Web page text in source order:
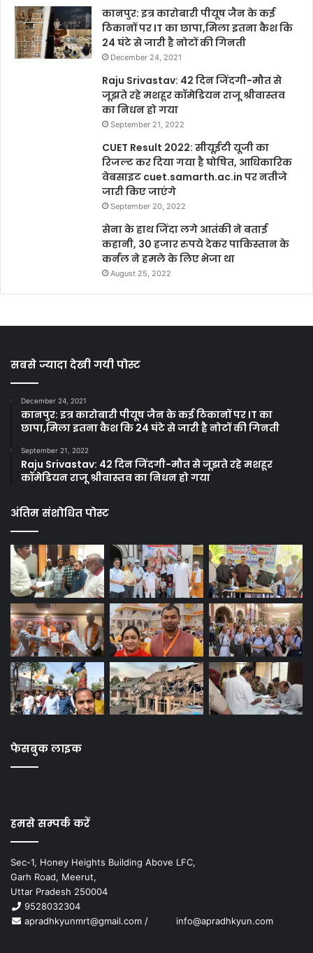
कानपुर: इत्र कारोबारी पीयूष जैन के कई
ठिकानों पर IT का छापा,मिला इतना कैश कि
24 घंटे से जारी है नोटों की गिनती
December 24, 2021
Raju Srivastav: 42 दिन जिंदगी-मौत से
जूझते रहे मशहूर कॉमेडियन राजू श्रीवास्तव
का निधन हो गया
September 21, 2022
CUET Result 2022: सीयूईटी यूजी का
रिजल्ट कर दिया गया है घोषित, आधिकारिक
वेबसाइट cuet.samarth.ac.in पर नतीजे
जारी किए जाएंगे
September 20, 2022
सेना के हाथ जिंदा लगे आतंकी ने बताई
कहानी, 30 हजार रुपये देकर पाकिस्तान के
कर्नल ने हमले के लिए भेजा था
August 25, 2022
सबसे ज्यादा देखी गयी पोस्ट
December 24, 2021
कानपुर: इत्र कारोबारी पीयूष जैन के कई ठिकानों पर IT का
छापा,मिला इतना कैश कि 24 घंटे से जारी है नोटों की गिनती
September 21, 2022
Raju Srivastav: 42 दिन जिंदगी-मौत से जूझते रहे मशहूर
कॉमेडियन राजू श्रीवास्तव का निधन हो गया
अंतिम संशोधित पोस्ट
फेसबुक लाइक
हमसे सम्पर्क करें
Sec-1, Honey Heights Building Above LFC,
Garh Road, Meerut,
Uttar Pradesh 250004
9528032304
apradhkyunmrt@gmail.com / info@apradhkyun.com